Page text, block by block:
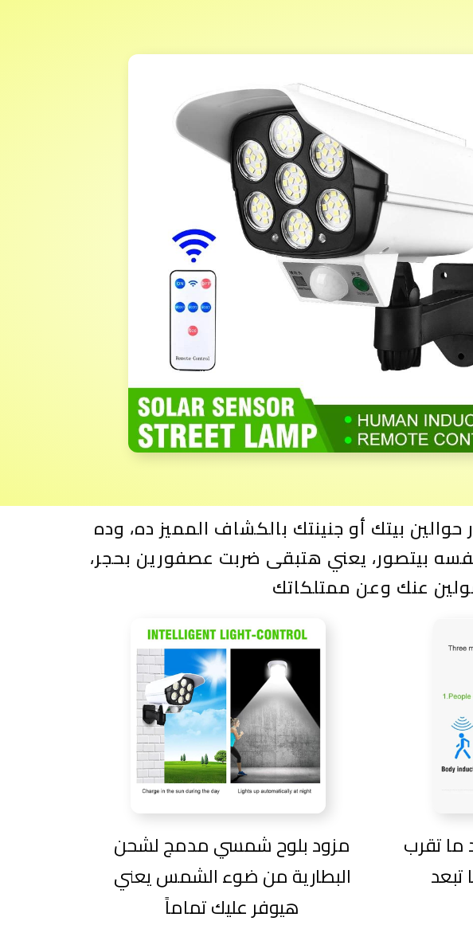
بيتك أو جنينتك بالكشاف المميز ده، وده
بيتصور، يعني هتبقى ضربت عصفورين بحجر،
عنك وعن ممتلكاتك
مزود بلوح شمسي مدمج لشحن
البطارية من ضوء الشمس يعني
هيوفر عليك تماماً
ما تقرب
تبعد